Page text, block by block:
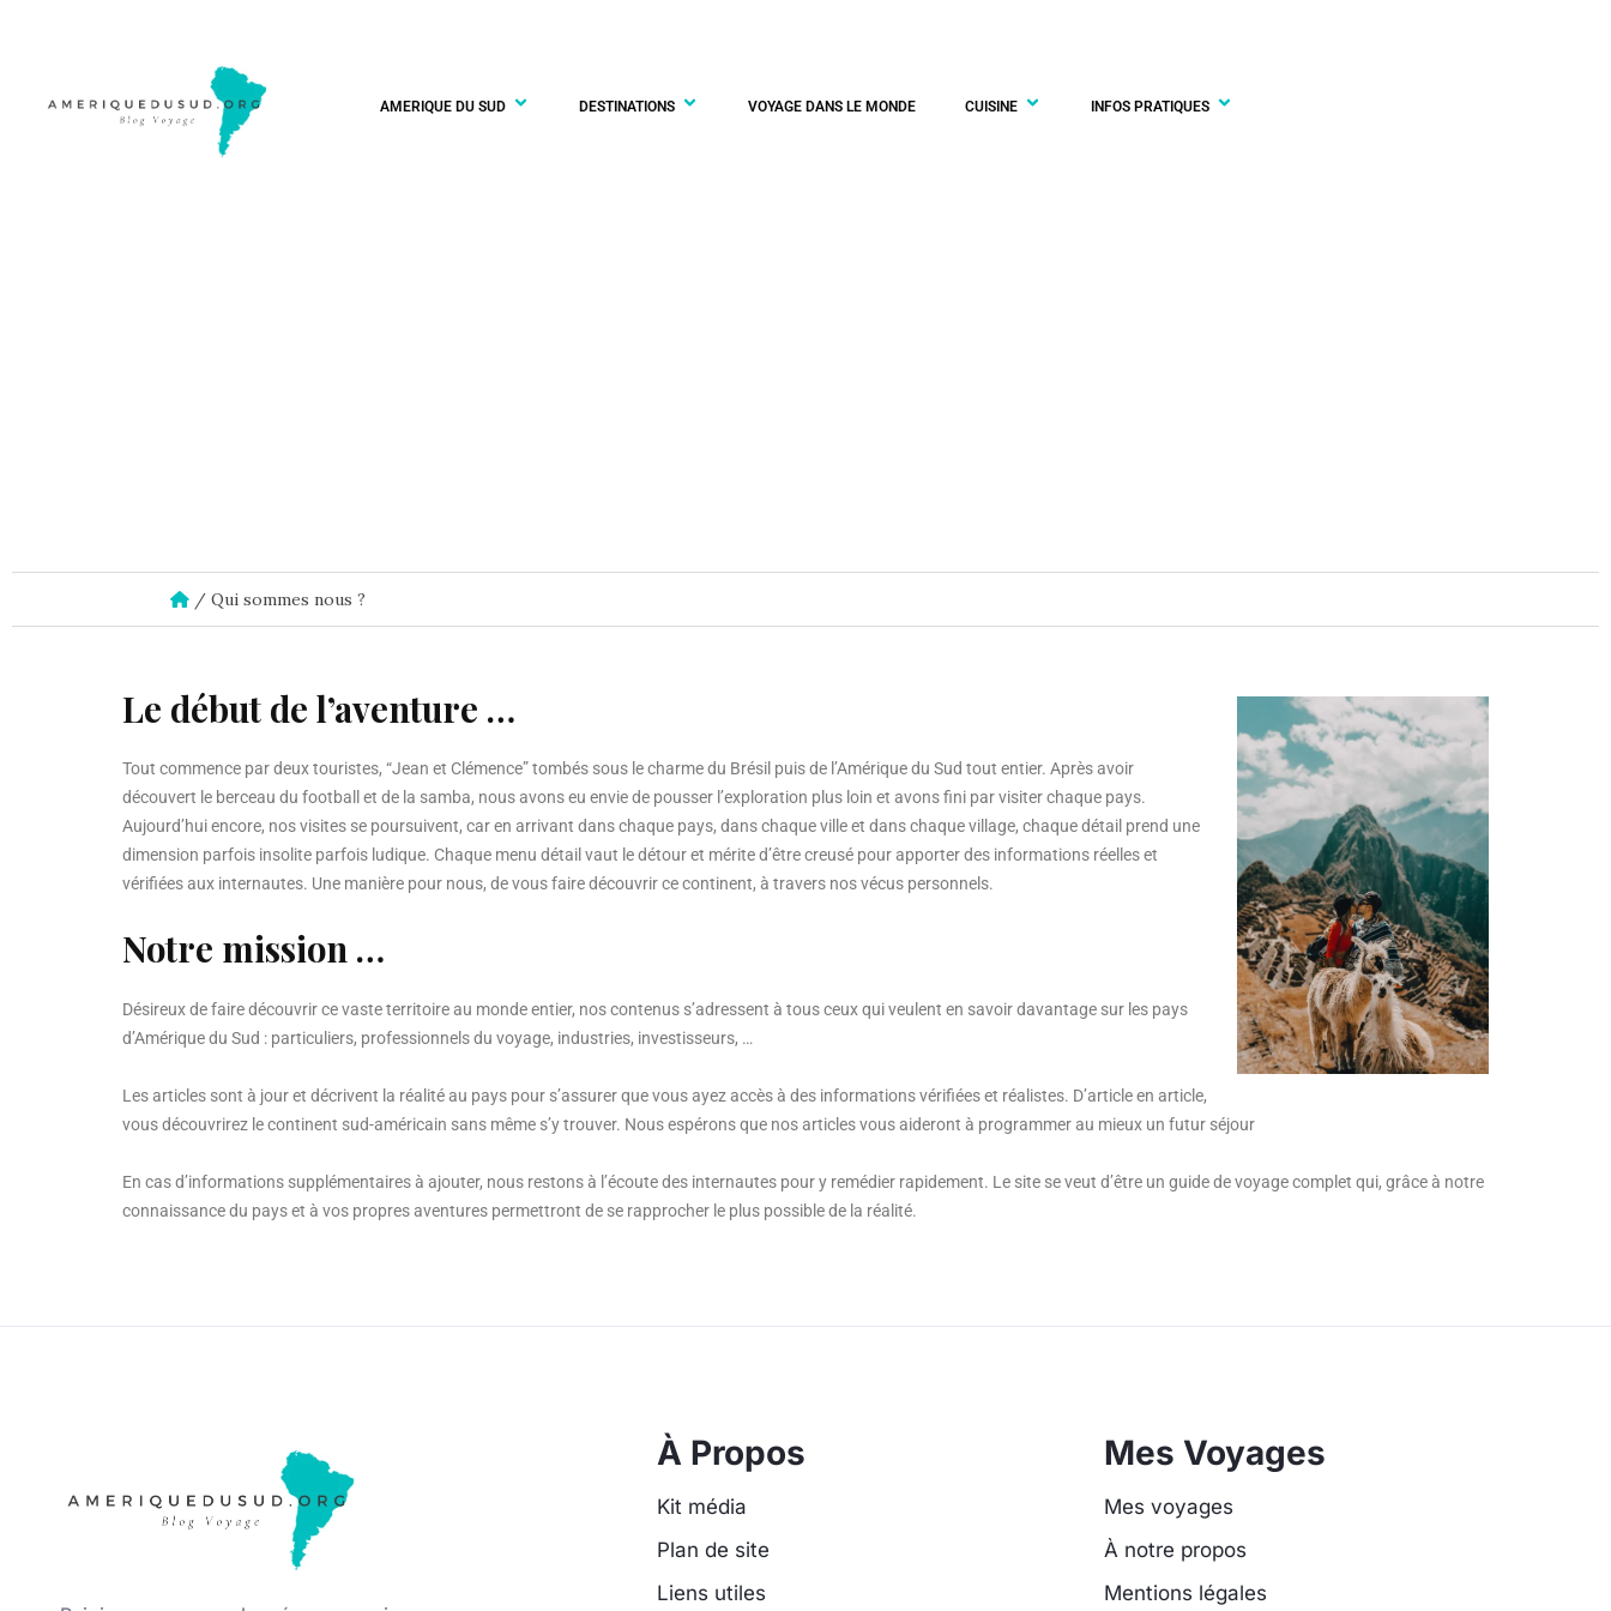
AMERIQUE DU SUD DESTINATIONS VOYAGE DANS LE MONDE CUISINE INFOS PRATIQUES
/ Qui sommes nous ?
Le début de l’aventure …
Tout commence par deux touristes, “Jean et Clémence” tombés sous le charme du Brésil puis de l’Amérique du Sud tout entier. Après avoir
découvert le berceau du football et de la samba, nous avons eu envie de pousser l’exploration plus loin et avons fini par visiter chaque pays.
Aujourd’hui encore, nos visites se poursuivent, car en arrivant dans chaque pays, dans chaque ville et dans chaque village, chaque détail prend une
dimension parfois insolite parfois ludique. Chaque menu détail vaut le détour et mérite d’être creusé pour apporter des informations réelles et
vérifiées aux internautes. Une manière pour nous, de vous faire découvrir ce continent, à travers nos vécus personnels.
Notre mission …
Désireux de faire découvrir ce vaste territoire au monde entier, nos contenus s’adressent à tous ceux qui veulent en savoir davantage sur les pays
d’Amérique du Sud : particuliers, professionnels du voyage, industries, investisseurs, …
Les articles sont à jour et décrivent la réalité au pays pour s’assurer que vous ayez accès à des informations vérifiées et réalistes. D’article en article,
vous découvrirez le continent sud-américain sans même s’y trouver. Nous espérons que nos articles vous aideront à programmer au mieux un futur séjour
En cas d’informations supplémentaires à ajouter, nous restons à l’écoute des internautes pour y remédier rapidement. Le site se veut d’être un guide de voyage complet qui, grâce à notre
connaissance du pays et à vos propres aventures permettront de se rapprocher le plus possible de la réalité.
À Propos
Kit média
Plan de site
Liens utiles
Mes Voyages
Mes voyages
À notre propos
Mentions légales